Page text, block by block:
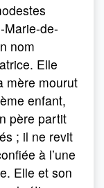
Marie-de-
nom
Elle
mère mourut
enfant,
père partit
; il ne revit
à l’une
Elle et son